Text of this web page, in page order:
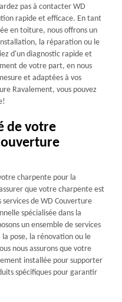
pas à contacter WD
rapide et efficace. En tant
en toiture, nous offrons un
la réparation ou le
d'un diagnostic rapide et
de votre part, en nous
et adaptées à vos
Ravalement, vous pouvez
de votre
charpente pour la
que votre charpente est
de WD Couverture
spécialisée dans la
un ensemble de services
pose, la rénovation ou le
nous assurons que votre
installée pour supporter
spécifiques pour garantir